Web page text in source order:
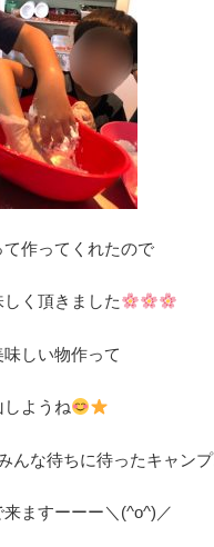
作ってくれたので
く頂きました
しい物作って
ようね
んな待ちに待ったキャンプ
ますーーー＼(^o^)／